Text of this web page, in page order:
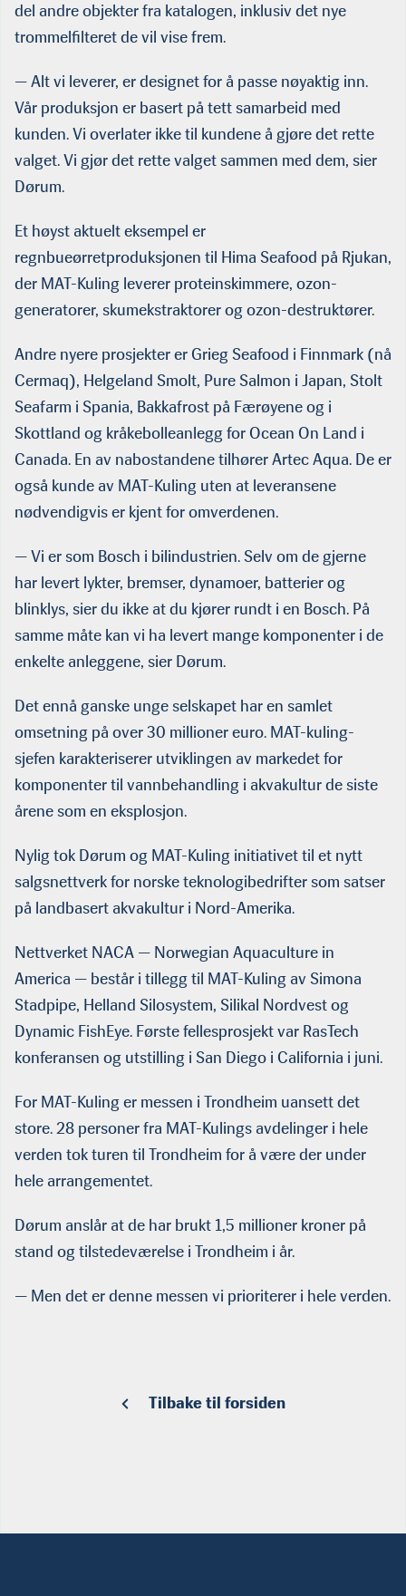
del andre objekter fra katalogen, inklusiv det nye
trommelfilteret de vil vise frem.
— Alt vi leverer, er designet for å passe nøyaktig inn.
Vår produksjon er basert på tett samarbeid med
kunden. Vi overlater ikke til kundene å gjøre det rette
valget. Vi gjør det rette valget sammen med dem, sier
Dørum.
Et høyst aktuelt eksempel er
regnbueørretproduksjonen til Hima Seafood på Rjukan,
der MAT-Kuling leverer proteinskimmere, ozon-
generatorer, skumekstraktorer og ozon-destruktører.
Andre nyere prosjekter er Grieg Seafood i Finnmark (nå
Cermaq), Helgeland Smolt, Pure Salmon i Japan, Stolt
Seafarm i Spania, Bakkafrost på Færøyene og i
Skottland og kråkebolleanlegg for Ocean On Land i
Canada. En av nabostandene tilhører Artec Aqua. De er
også kunde av MAT-Kuling uten at leveransene
nødvendigvis er kjent for omverdenen.
— Vi er som Bosch i bilindustrien. Selv om de gjerne
har levert lykter, bremser, dynamoer, batterier og
blinklys, sier du ikke at du kjører rundt i en Bosch. På
samme måte kan vi ha levert mange komponenter i de
enkelte anleggene, sier Dørum.
Det ennå ganske unge selskapet har en samlet
omsetning på over 30 millioner euro. MAT-kuling-
sjefen karakteriserer utviklingen av markedet for
komponenter til vannbehandling i akvakultur de siste
årene som en eksplosjon.
Nylig tok Dørum og MAT-Kuling initiativet til et nytt
salgsnettverk for norske teknologibedrifter som satser
på landbasert akvakultur i Nord-Amerika.
Nettverket NACA — Norwegian Aquaculture in
America — består i tillegg til MAT-Kuling av Simona
Stadpipe, Helland Silosystem, Silikal Nordvest og
Dynamic FishEye. Første fellesprosjekt var RasTech
konferansen og utstilling i San Diego i California i juni.
For MAT-Kuling er messen i Trondheim uansett det
store. 28 personer fra MAT-Kulings avdelinger i hele
verden tok turen til Trondheim for å være der under
hele arrangementet.
Dørum anslår at de har brukt 1,5 millioner kroner på
stand og tilstedeværelse i Trondheim i år.
— Men det er denne messen vi prioriterer i hele verden.
Tilbake til forsiden